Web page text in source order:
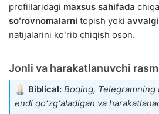
profillaridagi maxsus sahifada
soʻrovnomalarni topish yoki
natijalarini koʻrib chiqish oson.
Jonli va harakatlanuvchi
Biblical: Boqing, Telegramning
endi qoʻzgʻaladigan va